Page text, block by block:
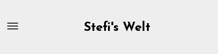
Stefi's Welt